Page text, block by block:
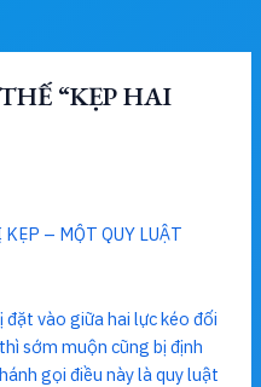
“KẸP HAI
– MỘT QUY LUẬT
vào giữa hai lực kéo đối
sớm muộn cũng bị định
gọi điều này là quy luật